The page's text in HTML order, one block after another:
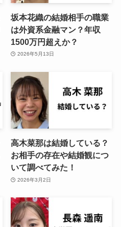
坂本花織の結婚相手の職業
は外資系金融マン？年収
1500万円超えか？
2026年5月13日
高木菜那は結婚している？
お相手の存在や結婚観につ
いて調べてみた！
2026年3月2日